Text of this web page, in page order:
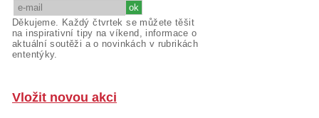
Děkujeme. Každý čtvrtek se můžete těšit
na inspirativní tipy na víkend, informace o
aktuální soutěži a o novinkách v rubrikách
ententýky.
Vložit novou akci